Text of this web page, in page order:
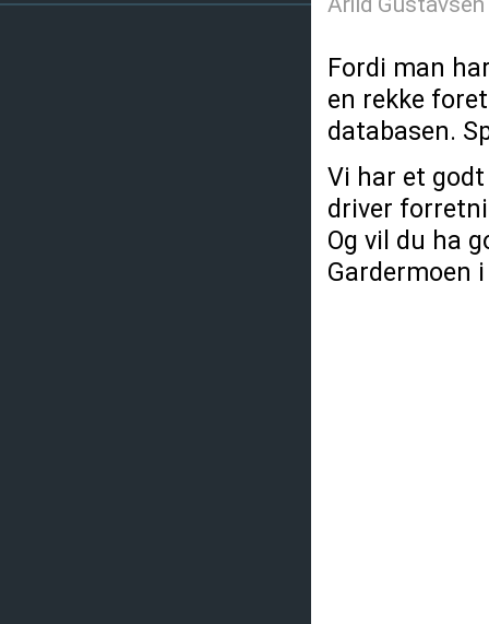
Fordi man
en rekke
databasen.
Vi har et
driver
Og vil du ha
Gardermoen